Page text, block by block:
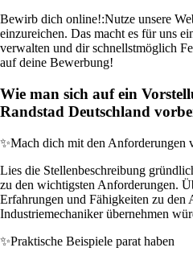
Bewirb dich online!:Nutze unsere
einzureichen. Das macht es für uns
verwalten und dir schnellstmöglich
auf deine Bewerbung!
Wie man sich auf ein
Randstad Deutschland
✨Mach dich mit den Anforderungen
Lies die Stellenbeschreibung
zu den wichtigsten Anforderungen.
Erfahrungen und Fähigkeiten zu den
Industriemechaniker übernehmen
✨Praktische Beispiele parat haben